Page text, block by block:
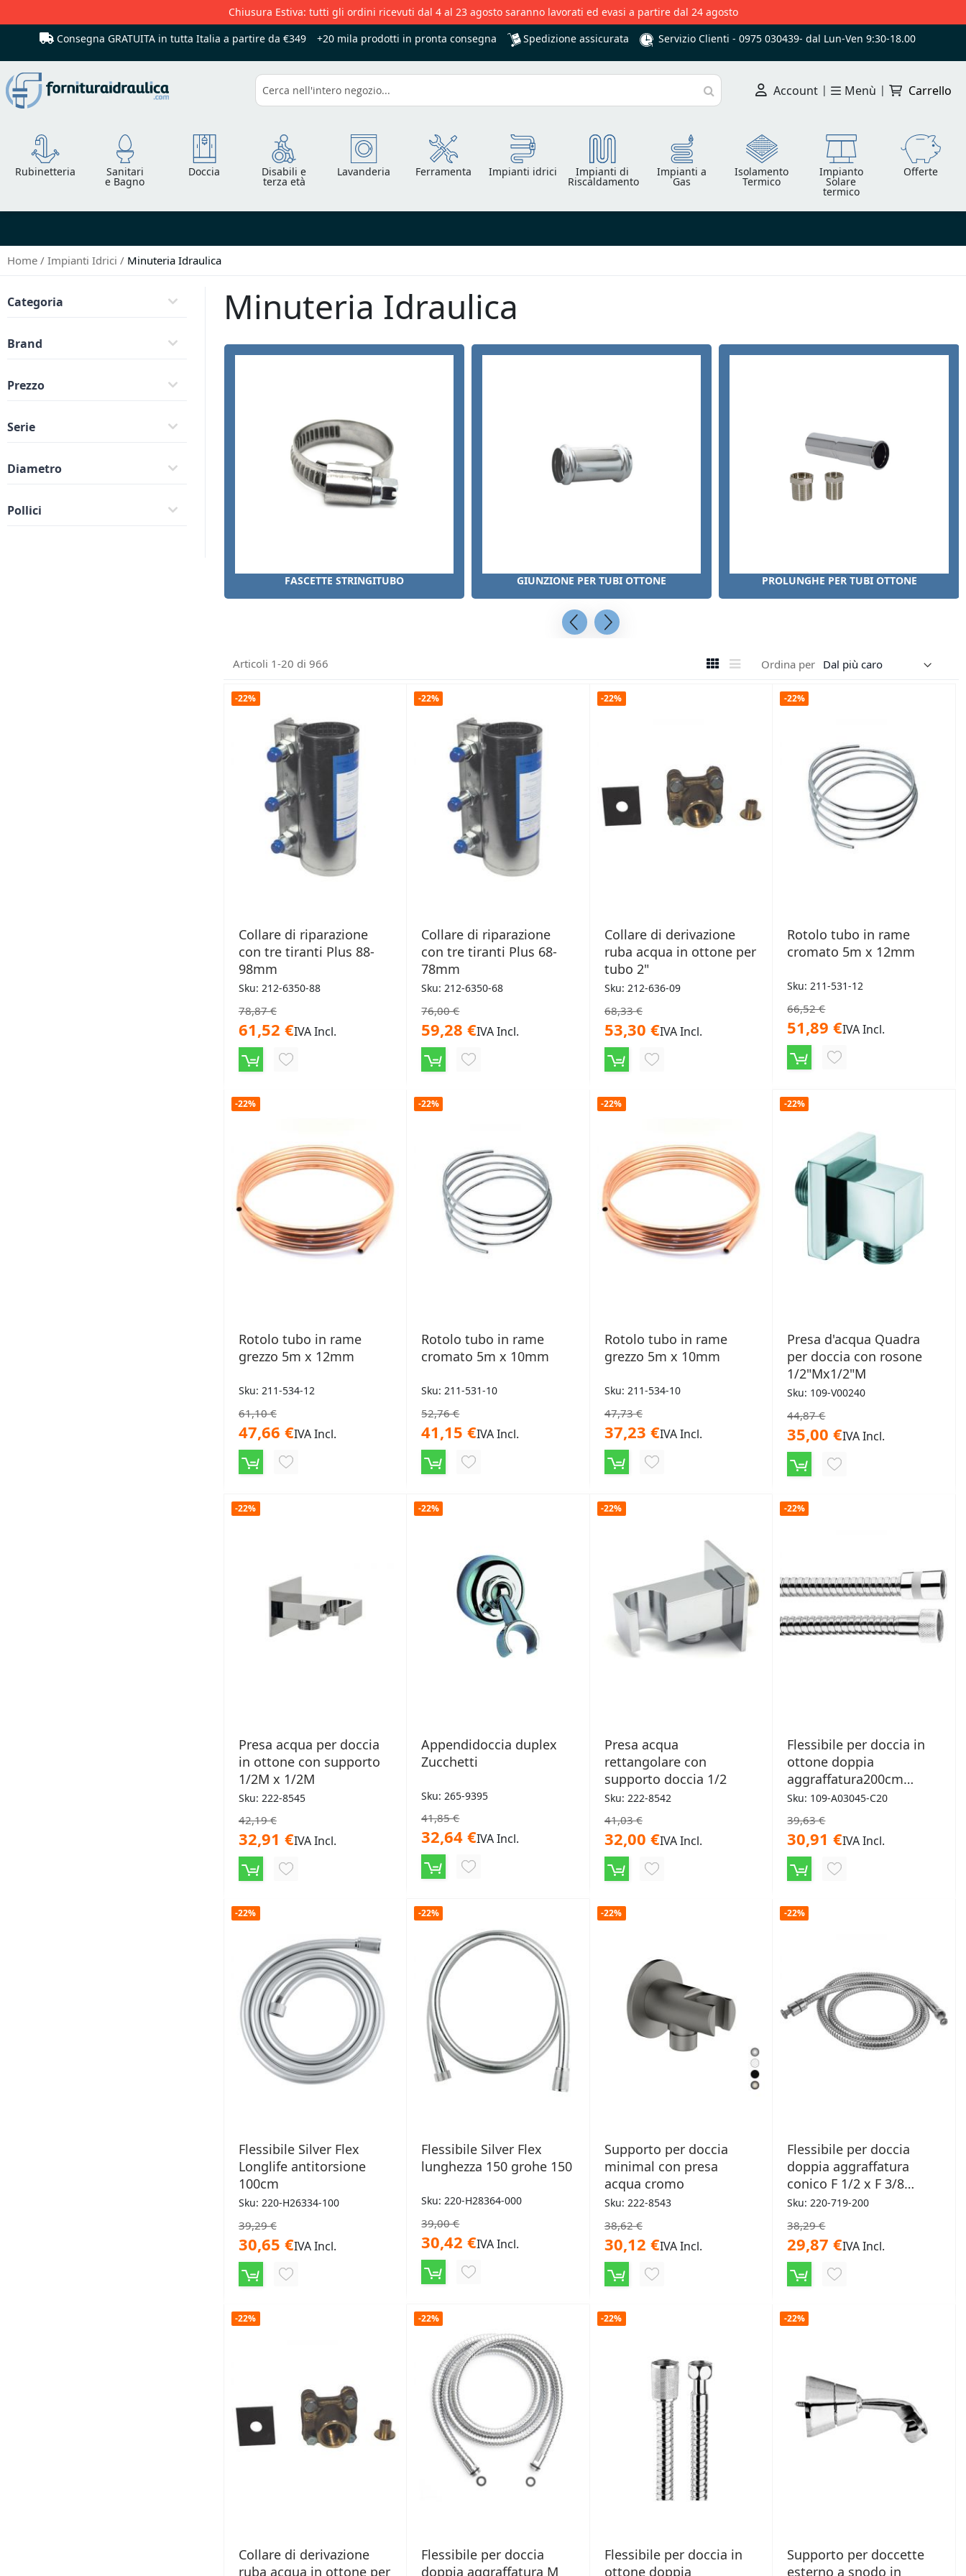
Chiusura Estiva: tutti gli ordini ricevuti dal 4 al 23 agosto saranno lavorati ed evasi a partire dal 24 agosto
Consegna GRATUITA in tutta Italia a partire da €349 +20 mila prodotti in pronta consegna Spedizione assicurata Servizio Clienti - 0975 030439- dal Lun-Ven 9:30-18.00
Cerca
Cerca
Account | Menù | Carrello
Rubinetteria Sanitari
e Bagno
Doccia Disabili e
terza età
Lavanderia Ferramenta Impianti idrici Impianti di
Riscaldamento
Impianti a
Gas
Isolamento
Termico
Impianto
Solare
termico
Offerte
Home Impianti Idrici Minuteria Idraulica
Minuteria Idraulica
FASCETTE STRINGITUBO GIUNZIONE PER TUBI OTTONE PROLUNGHE PER TUBI OTTONE
Mostra
come
GrigliaLista
Articoli 1-20 di 966 Ordina per
-22%
Collare di riparazione
con tre tiranti Plus 88-
98mm
Sku: 212-6350-88
78,87 €
61,52 €IVA Incl.
AGGIUNGI
-22%
Collare di riparazione
con tre tiranti Plus 68-
78mm
Sku: 212-6350-68
76,00 €
59,28 €IVA Incl.
AGGIUNGI
-22%
Collare di derivazione
ruba acqua in ottone per
tubo 2"
Sku: 212-636-09
68,33 €
53,30 €IVA Incl.
AGGIUNGI
-22%
Rotolo tubo in rame
cromato 5m x 12mm
Sku: 211-531-12
66,52 €
51,89 €IVA Incl.
AGGIUNGI
-22%
Rotolo tubo in rame
grezzo 5m x 12mm
Sku: 211-534-12
61,10 €
47,66 €IVA Incl.
AGGIUNGI
-22%
Rotolo tubo in rame
cromato 5m x 10mm
Sku: 211-531-10
52,76 €
41,15 €IVA Incl.
AGGIUNGI
-22%
Rotolo tubo in rame
grezzo 5m x 10mm
Sku: 211-534-10
47,73 €
37,23 €IVA Incl.
AGGIUNGI
-22%
Presa d'acqua Quadra
per doccia con rosone
1/2"Mx1/2"M
Sku: 109-V00240
44,87 €
35,00 €IVA Incl.
AGGIUNGI
-22%
Presa acqua per doccia
in ottone con supporto
1/2M x 1/2M
Sku: 222-8545
42,19 €
32,91 €IVA Incl.
AGGIUNGI
DESIDERI
-22%
Appendidoccia duplex
Zucchetti
Sku: 265-9395
41,85 €
32,64 €IVA Incl.
AGGIUNGI
DESIDERI
-22%
Presa acqua
rettangolare con
supporto doccia 1/2
Sku: 222-8542
41,03 €
32,00 €IVA Incl.
AGGIUNGI
-22%
Flessibile per doccia in
ottone doppia
aggraffatura200cm
Cromo
Sku: 109-A03045-C20
39,63 €
30,91 €IVA Incl.
AGGIUNGI
-22%
Flessibile Silver Flex
Longlife antitorsione
100cm
Sku: 220-H26334-100
39,29 €
30,65 €IVA Incl.
AGGIUNGI
-22%
Flessibile Silver Flex
lunghezza 150 grohe 150
Sku: 220-H28364-000
39,00 €
30,42 €IVA Incl.
AGGIUNGI
DESIDERI
-22%
Supporto per doccia
minimal con presa
acqua cromo
Sku: 222-8543
38,62 €
30,12 €IVA Incl.
AGGIUNGI
-22%
Flessibile per doccia
doppia aggraffatura
conico F 1/2 x F 3/8
200cm
Sku: 220-719-200
38,29 €
29,87 €IVA Incl.
AGGIUNGI
-22%
Collare di derivazione
ruba acqua in ottone per
-22%
Flessibile per doccia
doppia aggraffatura M
-22%
Flessibile per doccia in
ottone doppia
-22%
Supporto per doccette
esterno a snodo in
Categoria
Brand
Prezzo
Serie
Diametro
Pollici